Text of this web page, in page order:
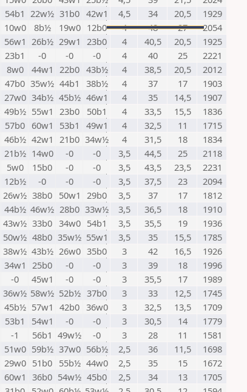
54b1 22w½ 31b0 42w1 4,5 34 20,5
1929
10w0 8b½ 19w0 12b0 4 48 27
2054
56w1 26b½ 29w1 23b0 4 40,5 20,5
1925
23b1 -0 -0 -0 4 40 25
2221
8w0 44w1 22b0 43b½ 4 38,5 20,5
2012
47b0 35w½ 44b1 38b½ 4 37 17
1903
27w0 34b½ 45b½ 46w1 4 35 14,5
1907
49b½ 55w1 23b0 50b1 4 33,5 15,5
1836
57b0 60w1 53b1 49w1 4 32,5 11
1715
46b½ 42w1 21b0 34w½ 4 31,5 18
1834
21b½ 14w0 -0 -0 3,5 44,5 25
2118
5w0 15b0 -0 -0 3,5 43,5 23,5
2231
12b½ -0 -0 -0 3,5 37,5 23
2094
26w½ 38b0 50w1 29b0 3,5 37 17
1812
44b½ 46w½ 28b0 33w½ 3,5 36,5 18
1910
43w½ 33b0 34w0 54b1 3,5 35,5 19
1936
50w½ 48b0 35w½ 55w1 3,5 35 15,5
1785
38w½ 43b½ 26w0 35b0 3 42 16,5
1926
34w1 25b0 -0 -0 3 39 18
1996
-0 45w1 -0 -0 3 35,5 17
1989
36w½ 58w½ 52b½ 37b0 3 33 12,5
1745
45b½ 57w1 42b0 36w0 3 32,5 13,5
1709
53b1 54w1 -0 -0 3 30,5 14
1779
-1 56b1 49w½ -0 3 28 11
1581
51w0 59b½ 37w0 56b½ 2,5 36 11,5
1698
29w0 51b0 55b½ 44w0 2,5 35 15
1672
60w1 36b0 54w½ 45b0 2,5 34 13
1705